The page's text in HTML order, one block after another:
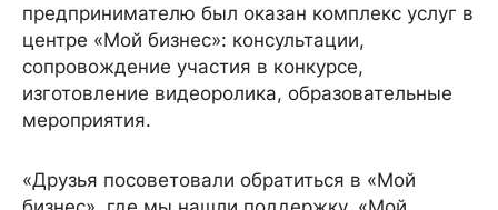
предпринимателю был оказан комплекс услуг в
центре «Мой бизнес»: консультации,
сопровождение участия в конкурсе,
изготовление видеоролика, образовательные
мероприятия.
«Друзья посоветовали обратиться в «Мой